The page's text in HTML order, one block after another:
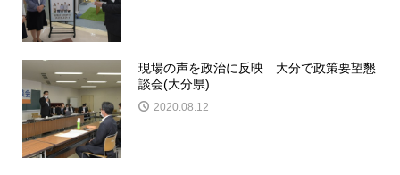
現場の声を政治に反映 大分で政策要望懇
談会(大分県)
2020.08.12